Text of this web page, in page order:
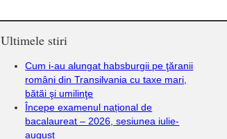
Ultimele stiri
Cum i-au alungat habsburgii pe ţăranii
români din Transilvania cu taxe mari,
bătăi şi umilinţe
Începe examenul național de
bacalaureat – 2026, sesiunea iulie-
august